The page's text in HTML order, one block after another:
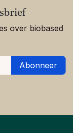
over biobased
Abonneer